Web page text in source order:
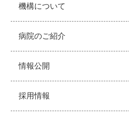
機構について
病院のご紹介
情報公開
採用情報